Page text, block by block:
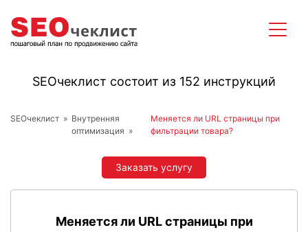
SEOчеклист состоит из 152 инструкций
SEOчеклист
Внутренняя
оптимизация
Меняется ли URL страницы при
фильтрации товара?
Заказать услугу
Меняется ли URL страницы при